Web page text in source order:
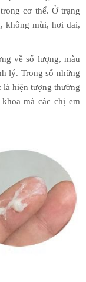
cơ thể. Ở trạng
, không mùi, hơi dai,
về số lượng, màu
lý. Trong số những
hiện tượng thường
mà các chị em